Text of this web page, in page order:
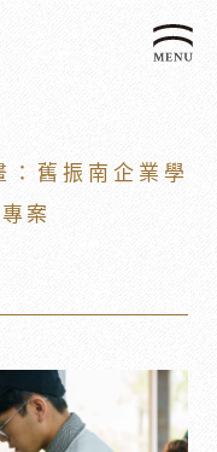
：舊振南企業學
案